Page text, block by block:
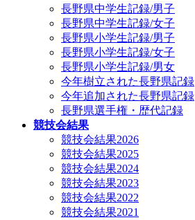
長野県中学生記録/男子
長野県中学生記録/女子
長野県小学生記録/男子
長野県小学生記録/女子
長野県小学生記録/男女
今年樹立された長野県記録
今年追加された長野県記録
長野県選手権・歴代記録
競技会結果
競技会結果2026
競技会結果2025
競技会結果2024
競技会結果2023
競技会結果2022
競技会結果2021